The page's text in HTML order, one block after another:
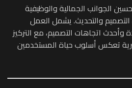
الجوانب الجمالية والوظيفية
والتحديث. يشمل العمل
وأحدث اتجاهات التصميم، مع التركيز
تعكس أسلوب حياة المستخدمين